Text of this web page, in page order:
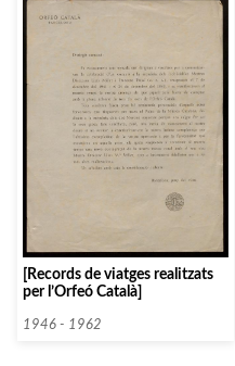
[Records de viatges realitzats
per l’Orfeó Català]
1946 - 1962